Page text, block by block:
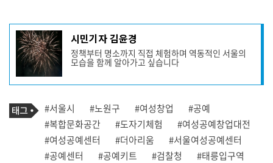
기
사
작
성
자
프
필
시민기자 김윤경
정책부터 명소까지 직접 체험하며 역동적인 서울의
모습을 함께 알아가고 싶습니다
기
사
관
련
태
그
태
그
#서울시 #노원구 #여성창업
#공예
#복합문화공간
#도자기체험
#여성공예창업대전
#여성공예센터
#더아리움
#서울여성공예센터
#공예센터
#공예키트 #검찰청
#태릉입구역